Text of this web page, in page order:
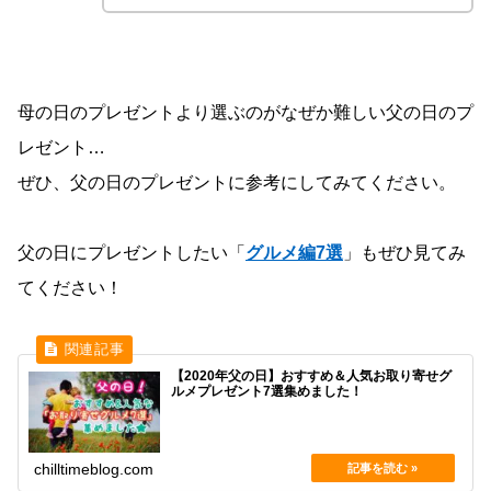
母の日のプレゼントより選ぶのがなぜか難しい父の日のプ
レゼント…
ぜひ、父の日のプレゼントに参考にしてみてください。
父の日にプレゼントしたい「 グルメ編7選 」もぜひ見てみ
てください！
【2020年父の日】おすすめ＆人気お取り寄せグ
ルメプレゼント7選集めました！
chilltimeblog.com